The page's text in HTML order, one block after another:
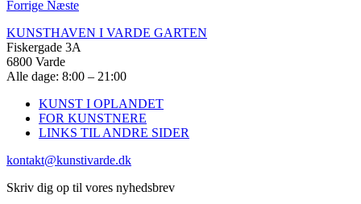
Forrige Næste
KUNSTHAVEN I VARDE GARTEN
Fiskergade 3A
6800 Varde
Alle dage: 8:00 – 21:00
KUNST I OPLANDET
FOR KUNSTNERE
LINKS TIL ANDRE SIDER
kontakt@kunstivarde.dk
Skriv dig op til vores nyhedsbrev